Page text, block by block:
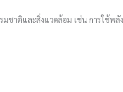
าติและสิ่งแวดล้อม เช่น การใช้พลั